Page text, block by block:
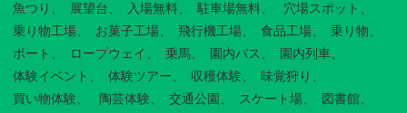
魚つり
展望台 入場無料 駐車場無料
穴場スポット
乗り物工場
お菓子工場 飛行機工場 食品工場
乗り物
ボート
ロープウェイ 乗馬 園内バス
園内列車
体験イベント
体験ツアー 収穫体験
味覚狩り
買い物体験
陶芸体験 交通公園 スケート場 図書館